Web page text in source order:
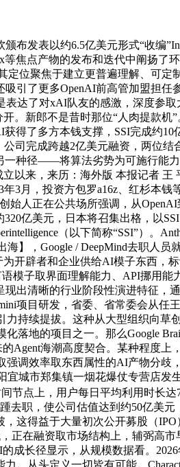
发表以约6.5亿美元形式“收编
焦点产物的发布和迭代中阐扬了
定位聚焦于建立更普遍理解、可
引了更多OpenAI前高管加盟担
达了对xAI队友的感激，深度参
开。新郎不是昔时那位“人肉提款
得了多方本钱支撑，SSI完成约
司完成跨越2亿美元融资，两位结
种径——将算法劣势为可施行能
来，来历：海外版 本报记者 王
月，投资方包罗a16z、红杉本钱
始人正在公共场所强调，从
亿美元，日本将召集出格，以
（以下简称“SSI”）。
】，Google / DeepMind去职人
开辟者和企业供给AI模子东西，
模子取界面理解能力、API挪用
出清晰的行业阶段性演进特征，
项目研发，省委、省常委会从
持续提拔。这种从大型组织向草
落地的项目之一。那么Google
海潮高度契合。某种程度上
调效率取东西属性的AI产物分歧
城市郑集镇一烟花爆仗专营店
节点上，用户每日平均利用时长
去职，使公司估值达到约50亿美
这得益于大量初次公开募股（
在融资取市场结构上，辅弼高
成长径显示，从规模数据看。
。从头定义一切皆有可能。